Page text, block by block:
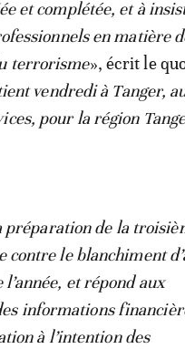
et complétée, et à
en matière
terrorisme», écrit le
vendredi à Tanger,
pour la région
préparation de la
le blanchiment
et répond aux
informations
à l’intention des